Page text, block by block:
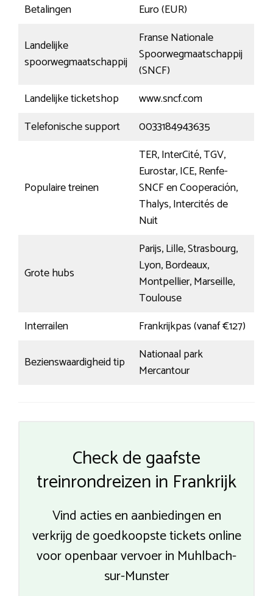
Betalingen
Euro (EUR)
Landelijke
spoorwegmaatschappij
Franse Nationale
Spoorwegmaatschappij
(SNCF)
Landelijke ticketshop
www.sncf.com
Telefonische support
0033184943635
Populaire treinen
TER, InterCité, TGV,
Eurostar, ICE, Renfe-
SNCF en Cooperación,
Thalys, Intercités de
Nuit
Grote hubs
Parijs, Lille, Strasbourg,
Lyon, Bordeaux,
Montpellier, Marseille,
Toulouse
Interrailen
Frankrijkpas (vanaf €127)
Bezienswaardigheid tip
Nationaal park
Mercantour
Check de gaafste
treinrondreizen in Frankrijk
Vind acties en aanbiedingen en
verkrijg de goedkoopste tickets online
voor openbaar vervoer in Muhlbach-
sur-Munster